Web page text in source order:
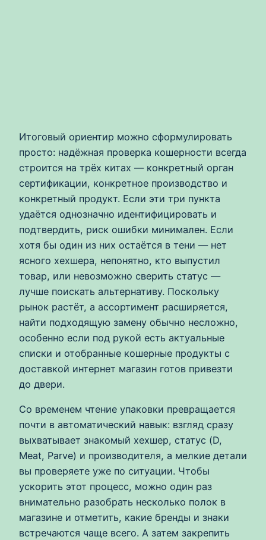
Итоговый ориентир можно сформулировать
просто: надёжная проверка кошерности всегда
строится на трёх китах — конкретный орган
сертификации, конкретное производство и
конкретный продукт. Если эти три пункта
удаётся однозначно идентифицировать и
подтвердить, риск ошибки минимален. Если
хотя бы один из них остаётся в тени — нет
ясного хехшера, непонятно, кто выпустил
товар, или невозможно сверить статус —
лучше поискать альтернативу. Поскольку
рынок растёт, а ассортимент расширяется,
найти подходящую замену обычно несложно,
особенно если под рукой есть актуальные
списки и отобранные кошерные продукты с
доставкой интернет магазин готов привезти
до двери.
Со временем чтение упаковки превращается
почти в автоматический навык: взгляд сразу
выхватывает знакомый хехшер, статус (D,
Meat, Parve) и производителя, а мелкие детали
вы проверяете уже по ситуации. Чтобы
ускорить этот процесс, можно один раз
внимательно разобрать несколько полок в
магазине и отметить, какие бренды и знаки
встречаются чаще всего. А затем закрепить